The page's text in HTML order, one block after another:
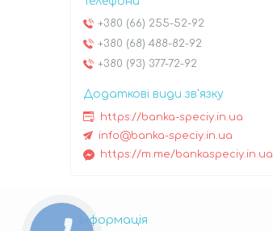
+380 (66) 255-52-92
+380 (68) 488-82-92
+380 (93) 377-72-92
https://banka-speciy.in.ua
info@banka-speciy.in.ua
https://m.me/bankaspeciy.in.ua
Інформація